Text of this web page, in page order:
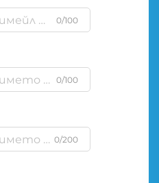
0/100
0/100
0/200